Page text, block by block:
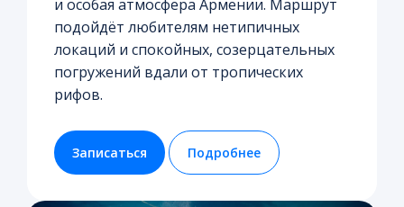
и особая атмосфера Армении. Маршрут
подойдёт любителям нетипичных
локаций и спокойных, созерцательных
погружений вдали от тропических
рифов.
Записаться Подробнее